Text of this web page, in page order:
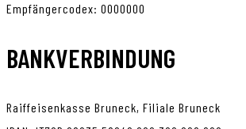
Empfängercodex: 0000000
BANKVERBINDUNG
Raiffeisenkasse Bruneck, Filiale Bruneck